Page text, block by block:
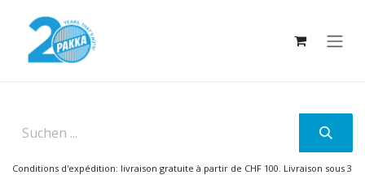
Conditions d'expédition: livraison gratuite à partir de CHF 100. Livraison sous 3